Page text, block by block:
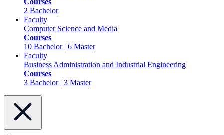
Courses
2 Bachelor
Faculty
Computer Science and Media
Courses
10 Bachelor | 6 Master
Faculty
Business Administration and Industrial Engineering
Courses
3 Bachelor | 3 Master